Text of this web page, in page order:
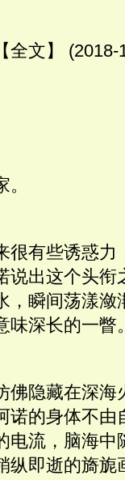
全文】 (2018-
很有些诱惑力
说出这个头衔
，瞬间荡漾潋
味深长的一瞥
佛隐藏在深海
诺的身体不由
电流，脑海中
纵即逝的旖